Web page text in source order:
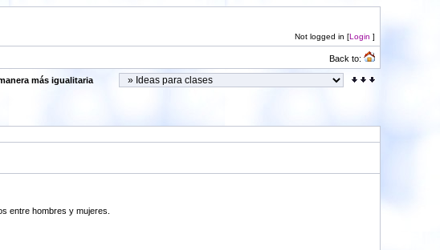
Not logged in [Login ]
Back to:
más igualitaria
entre hombres y mujeres.